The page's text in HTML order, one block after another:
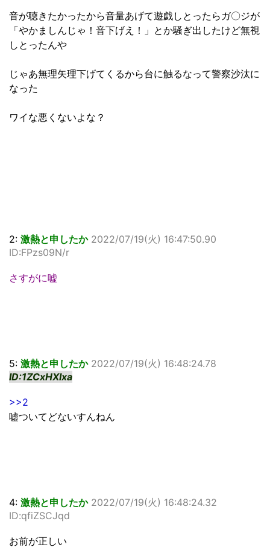
音が聴きたかったから音量あげて遊戯しとったらガ〇ジが
「やかましんじゃ！音下げえ！」とか騒ぎ出したけど無視
しとったんや
じゃあ無理矢理下げてくるから台に触るなって警察沙汰に
なった
ワイな悪くないよな？
2: 激熱と申したか 2022/07/19(火) 16:47:50.90
ID:FPzs09N/r
さすがに嘘
5: 激熱と申したか 2022/07/19(火) 16:48:24.78
ID:1ZCxHXIxa
>>2
嘘ついてどないすんねん
4: 激熱と申したか 2022/07/19(火) 16:48:24.32
ID:qfiZSCJqd
お前が正しい